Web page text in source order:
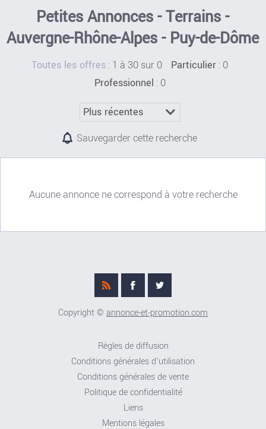
Petites Annonces - Terrains -
Auvergne-Rhône-Alpes - Puy-de-Dôme
Toutes les offres : 1 à 30 sur 0 Particulier : 0
Professionnel : 0
Sauvegarder cette recherche
Aucune annonce ne correspond à votre recherche
Copyright © annonce-et-promotion.com
Règles de diffusion
Conditions générales d'utilisation
Conditions générales de vente
Politique de confidentialité
Liens
Mentions légales